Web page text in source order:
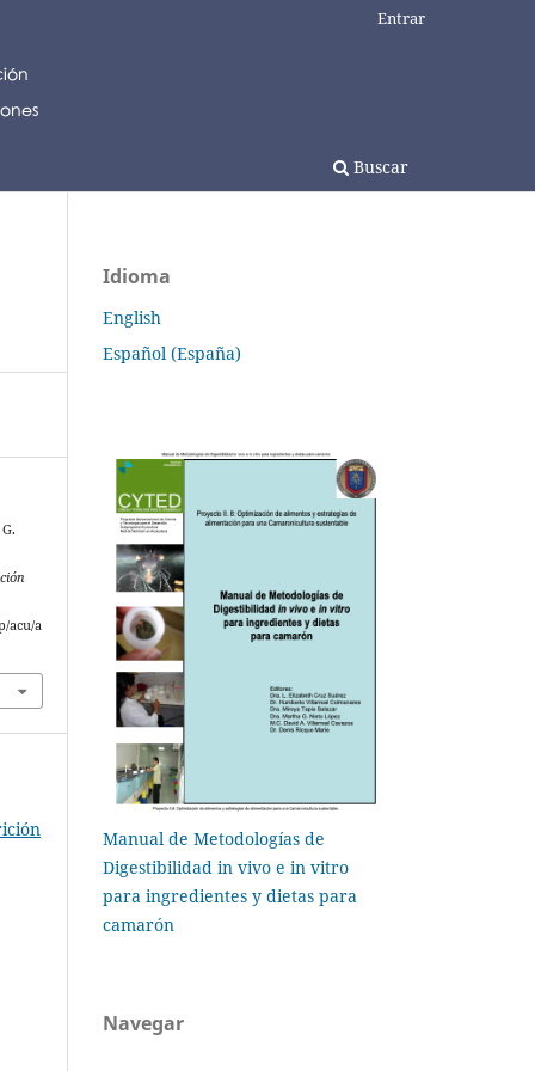
Buscar
Entrar
acu/a
Idioma
English
Español (España)
Manual de Metodologías de
Digestibilidad in vivo e in vitro
para ingredientes y dietas para
camarón
Navegar